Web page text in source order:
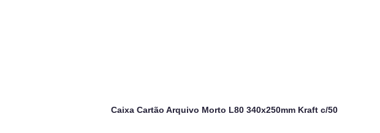
Caixa Cartão Arquivo Morto L80 340x250mm Kraft c/50